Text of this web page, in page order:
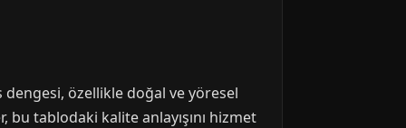
özellikle doğal ve yöresel
tablodaki kalite anlayışını hizmet